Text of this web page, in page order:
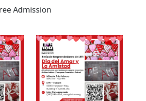
Admission